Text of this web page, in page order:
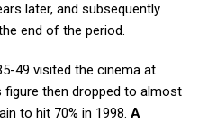
later, and subsequently
end of the period.
49 visited the cinema at
figure then dropped to almost
to hit 70% in 1998. A